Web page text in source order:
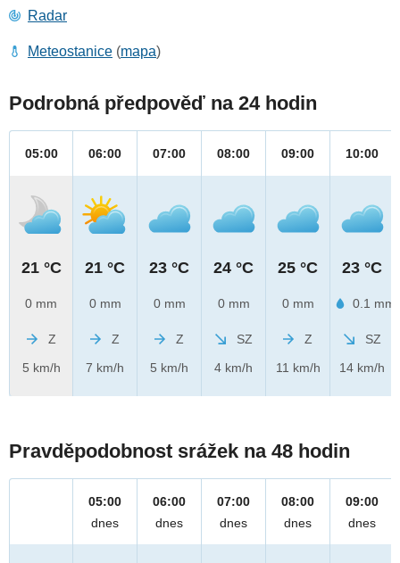
Radar
Meteostanice (mapa)
Podrobná předpověď na 24 hodin
05:00
21 °C
0 mm
Z
5 km/h
06:00
21 °C
0 mm
Z
7 km/h
07:00
23 °C
0 mm
Z
5 km/h
08:00
24 °C
0 mm
SZ
4 km/h
09:00
25 °C
0 mm
Z
11 km/h
10:00
23 °C
0.1 mm
SZ
14 km/h
Pravděpodobnost srážek na 48 hodin
05:00
dnes
06:00
dnes
07:00
dnes
08:00
dnes
09:00
dnes